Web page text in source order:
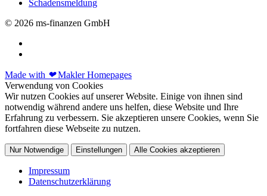
Schadensmeldung
© 2026 ms-finanzen GmbH
Made with ❤Makler Homepages
Verwendung von Cookies
Wir nutzen Cookies auf unserer Website. Einige von ihnen sind
notwendig während andere uns helfen, diese Website und Ihre
Erfahrung zu verbessern. Sie akzeptieren unsere Cookies, wenn Sie
fortfahren diese Webseite zu nutzen.
Nur Notwendige Einstellungen Alle Cookies akzeptieren
Impressum
Datenschutzerklärung